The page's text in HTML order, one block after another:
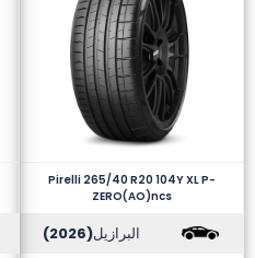
Pirelli 265/40 R20 104Y XL P-
ZERO(AO)ncs
البرازيل(2026)